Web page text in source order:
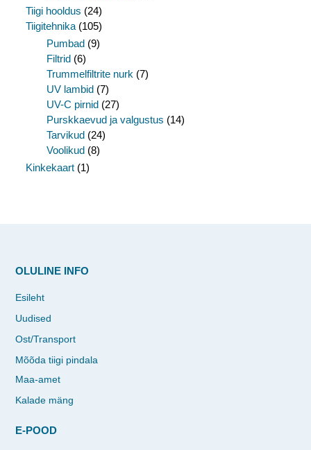
Tiigi hooldus (24)
Tiigitehnika (105)
Pumbad (9)
Filtrid (6)
Trummelfiltrite nurk (7)
UV lambid (7)
UV-C pirnid (27)
Purskkaevud ja valgustus (14)
Tarvikud (24)
Voolikud (8)
Kinkekaart (1)
OLULINE INFO
Esileht
Uudised
Ost/Transport
Mõõda tiigi pindala
Maa-amet
Kalade mäng
E-POOD